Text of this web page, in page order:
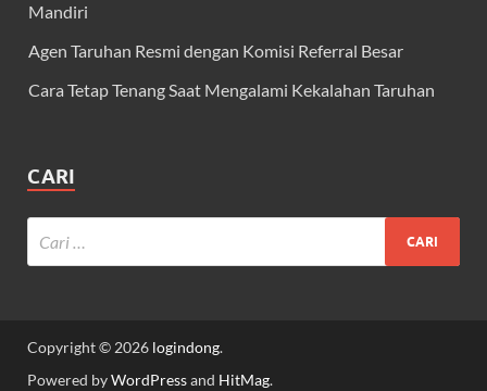
Mandiri
Agen Taruhan Resmi dengan Komisi Referral Besar
Cara Tetap Tenang Saat Mengalami Kekalahan Taruhan
CARI
Copyright © 2026 logindong.
Powered byWordPressand HitMag.